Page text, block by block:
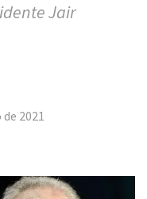
Jair
2021